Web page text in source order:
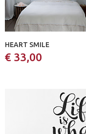
HEART SMILE
€ 33,00